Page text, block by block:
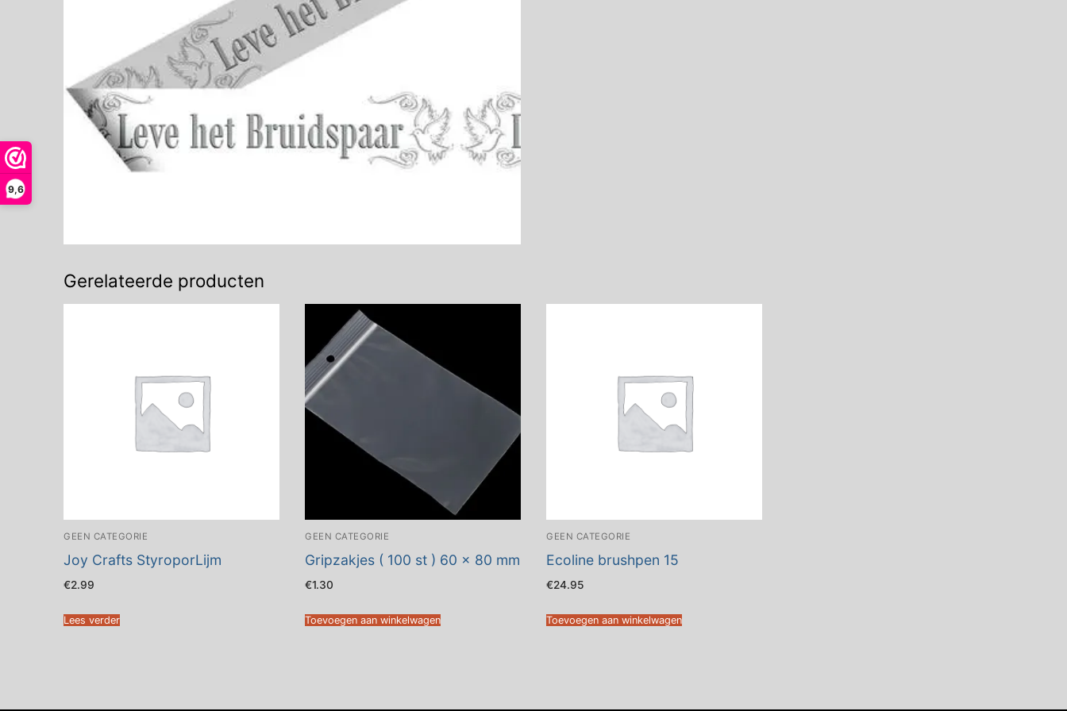
9,6
Gerelateerde producten
GEEN CATEGORIE
Joy Crafts StyroporLijm
€2.99
Lees verder
GEEN CATEGORIE
Gripzakjes ( 100 st ) 60 x 80 mm
€1.30
Toevoegen aan winkelwagen
GEEN CATEGORIE
Ecoline brushpen 15
€24.95
Toevoegen aan winkelwagen